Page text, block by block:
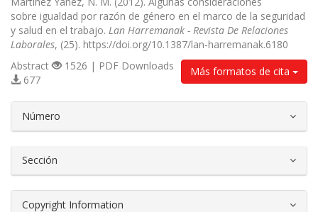
sobre igualdad por razón de género en el marco de la seguridad
y salud en el trabajo. Lan Harremanak - Revista De Relaciones
Laborales, (25). https://doi.org/10.1387/lan-harremanak.6180
Más formatos de cita
Abstract
1526 | PDF Downloads
677
Número
Sección
Copyright Information